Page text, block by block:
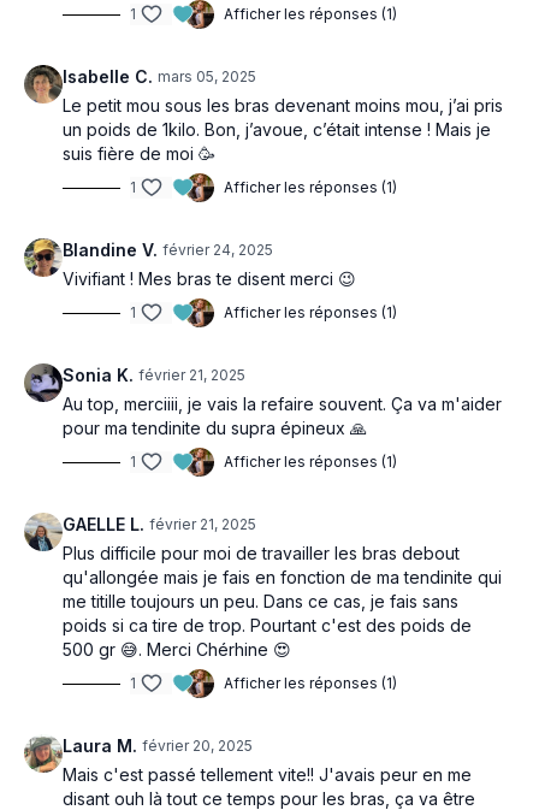
1 Afficher les réponses (1)
Isabelle C. mars 05, 2025
Le petit mou sous les bras devenant moins mou, j’ai pris
un poids de 1kilo. Bon, j’avoue, c’était intense ! Mais je
suis fière de moi 🥳
1 Afficher les réponses (1)
Blandine V. février 24, 2025
Vivifiant ! Mes bras te disent merci 😉
1 Afficher les réponses (1)
Sonia K. février 21, 2025
Au top, merciiii, je vais la refaire souvent. Ça va m'aider
pour ma tendinite du supra épineux 🙏
1 Afficher les réponses (1)
GAELLE L. février 21, 2025
Plus difficile pour moi de travailler les bras debout
qu'allongée mais je fais en fonction de ma tendinite qui
me titille toujours un peu. Dans ce cas, je fais sans
poids si ca tire de trop. Pourtant c'est des poids de
500 gr 😅. Merci Chérhine 😍
1 Afficher les réponses (1)
Laura M. février 20, 2025
Mais c'est passé tellement vite!! J'avais peur en me
disant ouh là tout ce temps pour les bras, ça va être